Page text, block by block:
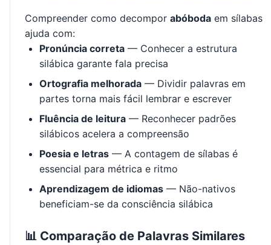
Compreender como decompor abóboda em sílabas
ajuda com:
Pronúncia correta — Conhecer a estrutura
silábica garante fala precisa
Ortografia melhorada — Dividir palavras em
partes torna mais fácil lembrar e escrever
Fluência de leitura — Reconhecer padrões
silábicos acelera a compreensão
Poesia e letras — A contagem de sílabas é
essencial para métrica e ritmo
Aprendizagem de idiomas — Não-nativos
beneficiam-se da consciência silábica
📊 Comparação de Palavras Similares